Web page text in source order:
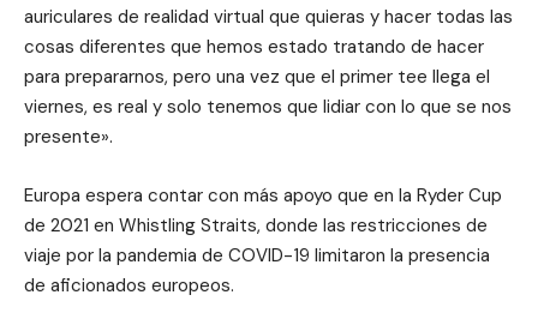
auriculares de realidad virtual que quieras y hacer todas las
cosas diferentes que hemos estado tratando de hacer
para prepararnos, pero una vez que el primer tee llega el
viernes, es real y solo tenemos que lidiar con lo que se nos
presente».
Europa espera contar con más apoyo que en la Ryder Cup
de 2021 en Whistling Straits, donde las restricciones de
viaje por la pandemia de COVID-19 limitaron la presencia
de aficionados europeos.